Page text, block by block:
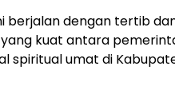
berjalan dengan tertib
kuat antara
spiritual umat di